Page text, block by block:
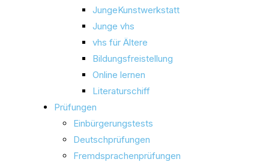
JungeKunstwerkstatt
Junge vhs
vhs für Ältere
Bildungsfreistellung
Online lernen
Literaturschiff
Prüfungen
Einbürgerungstests
Deutschprüfungen
Fremdsprachenprüfungen